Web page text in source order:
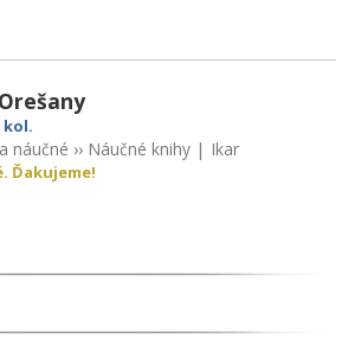
kol.
náučné ›› Náučné knihy| Ikar
Ďakujeme!